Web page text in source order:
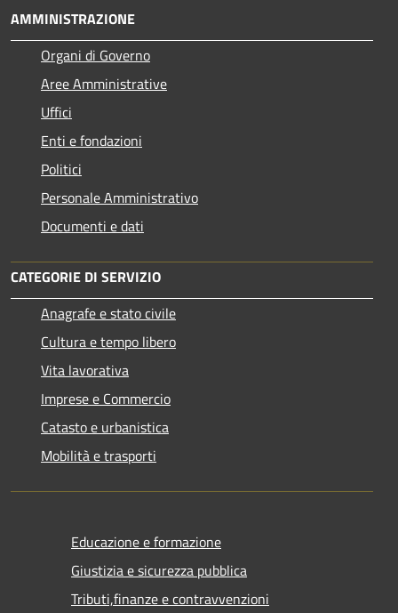
AMMINISTRAZIONE
Organi di Governo
Aree Amministrative
Uffici
Enti e fondazioni
Politici
Personale Amministrativo
Documenti e dati
CATEGORIE DI SERVIZIO
Anagrafe e stato civile
Cultura e tempo libero
Vita lavorativa
Imprese e Commercio
Catasto e urbanistica
Mobilità e trasporti
Educazione e formazione
Giustizia e sicurezza pubblica
Tributi,finanze e contravvenzioni